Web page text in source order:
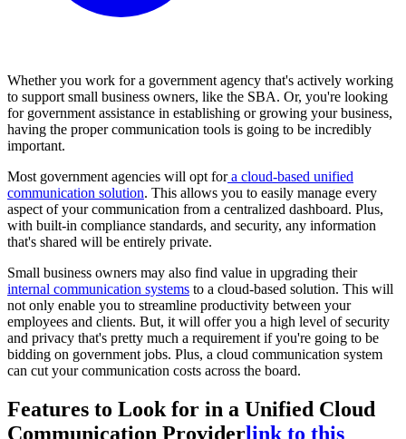
Whether you work for a government agency that's actively working
to support small business owners, like the SBA. Or, you're looking
for government assistance in establishing or growing your business,
having the proper communication tools is going to be incredibly
important.
Most government agencies will opt for a cloud-based unified
communication solution. This allows you to easily manage every
aspect of your communication from a centralized dashboard. Plus,
with built-in compliance standards, and security, any information
that's shared will be entirely private.
Small business owners may also find value in upgrading their
internal communication systems to a cloud-based solution. This will
not only enable you to streamline productivity between your
employees and clients. But, it will offer you a high level of security
and privacy that's pretty much a requirement if you're going to be
bidding on government jobs. Plus, a cloud communication system
can cut your communication costs across the board.
Features to Look for in a Unified Cloud
Communication Providerlink to this